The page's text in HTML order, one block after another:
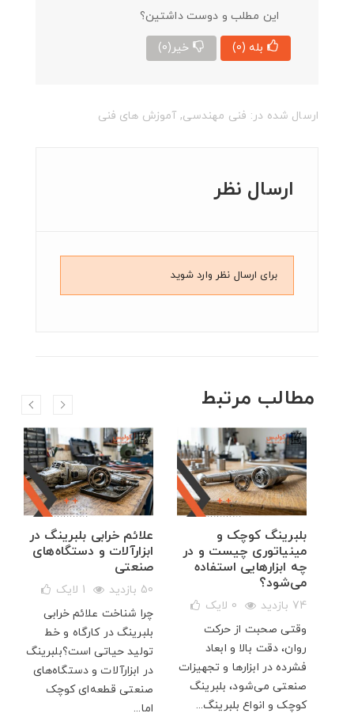
این مطلب و دوست داشتین؟
بله (0) خیر (0)
ارسال شده در: فنی مهندسی, آموزش های فنی
ارسال نظر
برای ارسال نظر وارد شوید
مطالب مرتبط
علائم خرابی بلبرینگ در
ابزارآلات و دستگاه‌های
صنعتی
50 بازدید 1 لایک
چرا شناخت علائم خرابی
بلبرینگ در کارگاه و خط
تولید حیاتی است؟بلبرینگ
در ابزارآلات و دستگاه‌های
صنعتی قطعه‌ای کوچک
اما...
بلبرینگ کوچک و
مینیاتوری چیست و در
چه ابزارهایی استفاده
می‌شود؟
74 بازدید 0 لایک
وقتی صحبت از حرکت
روان، دقت بالا و ابعاد
فشرده در ابزارها و تجهیزات
صنعتی می‌شود، بلبرینگ
کوچک و انواع بلبرینگ...